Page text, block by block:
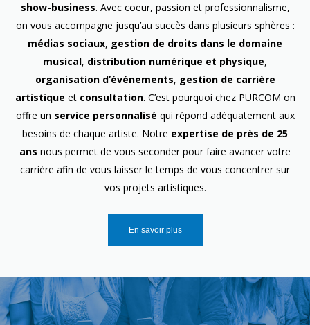
show-business. Avec coeur, passion et professionnalisme,
on vous accompagne jusqu’au succès dans plusieurs sphères :
médias sociaux, gestion de droits dans le domaine
musical, distribution numérique et physique,
organisation d’événements, gestion de carrière
artistique etconsultation. C’est pourquoi chez PURCOM on
offre un service personnalisé qui répond adéquatement aux
besoins de chaque artiste. Notre expertise de près de 25
ans nous permet de vous seconder pour faire avancer votre
carrière afin de vous laisser le temps de vous concentrer sur
vos projets artistiques.
En savoir plus